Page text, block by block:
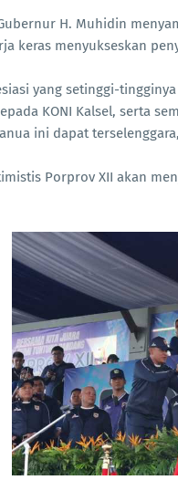
H. Muhidin
keras menyukseskan
yang setinggi-
KONI Kalsel, serta
ini dapat
Porprov XII akan